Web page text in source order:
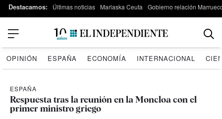
Destacamos: Últimas noticias Marlaska Ceuta Gobierno relación
OPINIÓN ESPAÑA ECONOMÍA INTERNACIONAL
ESPAÑA
Respuesta tras la reunión en la Moncloa con el
primer ministro griego